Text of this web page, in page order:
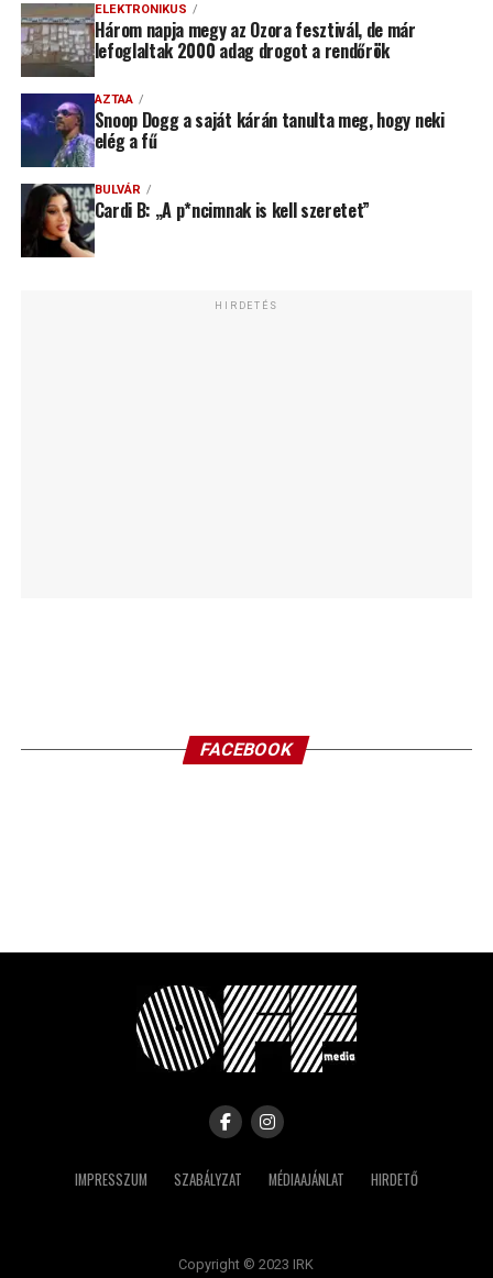
ELEKTRONIKUS
Három napja megy az Ozora fesztivál, de már
lefoglaltak 2000 adag drogot a rendőrök
AZTAA
Snoop Dogg a saját kárán tanulta meg, hogy neki
elég a fű
BULVÁR
Cardi B: „A p*ncimnak is kell szeretet”
HIRDETÉS
FACEBOOK
IMPRESSZUM SZABÁLYZAT MÉDIAAJÁNLAT HIRDETŐ
Copyright © 2023 IRK